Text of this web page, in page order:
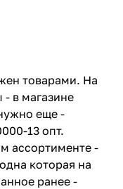
товарами. На
- в магазине
еще -
13 опт.
ассортименте -
которая на
ранее -